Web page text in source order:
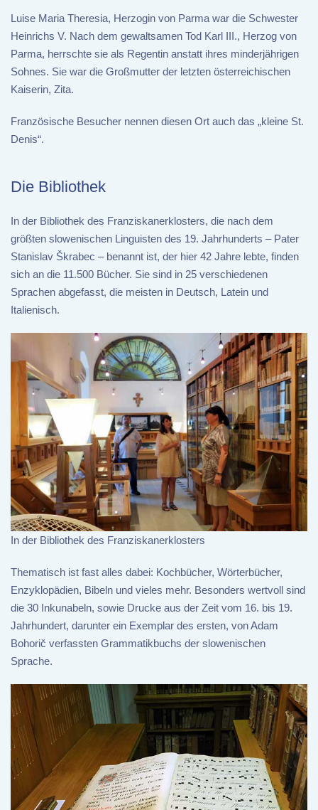
Luise Maria Theresia, Herzogin von Parma war die Schwester
Heinrichs V. Nach dem gewaltsamen Tod Karl III., Herzog von
Parma, herrschte sie als Regentin anstatt ihres minderjährigen
Sohnes. Sie war die Großmutter der letzten österreichischen
Kaiserin, Zita.
Französische Besucher nennen diesen Ort auch das „kleine St.
Denis“.
Die Bibliothek
In der Bibliothek des Franziskanerklosters, die nach dem
größten slowenischen Linguisten des 19. Jahrhunderts – Pater
Stanislav Škrabec – benannt ist, der hier 42 Jahre lebte, finden
sich an die 11.500 Bücher. Sie sind in 25 verschiedenen
Sprachen abgefasst, die meisten in Deutsch, Latein und
Italienisch.
In der Bibliothek des Franziskanerklosters
Thematisch ist fast alles dabei: Kochbücher, Wörterbücher,
Enzyklopädien, Bibeln und vieles mehr. Besonders wertvoll sind
die 30 Inkunabeln, sowie Drucke aus der Zeit vom 16. bis 19.
Jahrhundert, darunter ein Exemplar des ersten, von Adam
Bohorič verfassten Grammatikbuchs der slowenischen
Sprache.